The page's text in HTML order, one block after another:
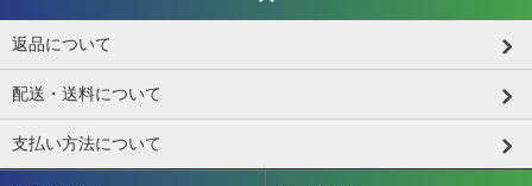
返品について
配送・送料について
支払い方法について